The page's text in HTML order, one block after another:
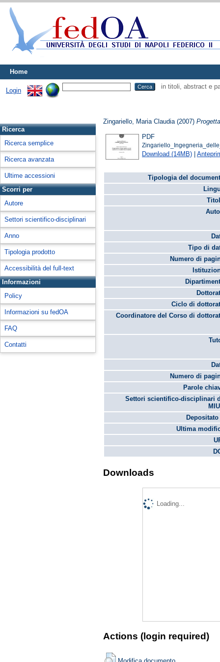
Home
Login
in titoli, abstract e
Ricerca
Ricerca semplice
Ricerca avanzata
Ultime accessioni
Scorri per
Autore
Settori scientifico-disciplinari
Anno
Tipologia prodotto
Accessibilità del full-text
Informazioni
Policy
Informazioni su fedOA
FAQ
Contatti
Zingariello, Maria Claudia (2007)
PDF
Download (14MB) |
Tipologia del
Tipo di
Numero di
Ciclo di
Coordinatore del Corso di
Numero di
Parole
Settori scientifico-disciplinari
Ultima
Downloads
Loading...
Actions (login required)